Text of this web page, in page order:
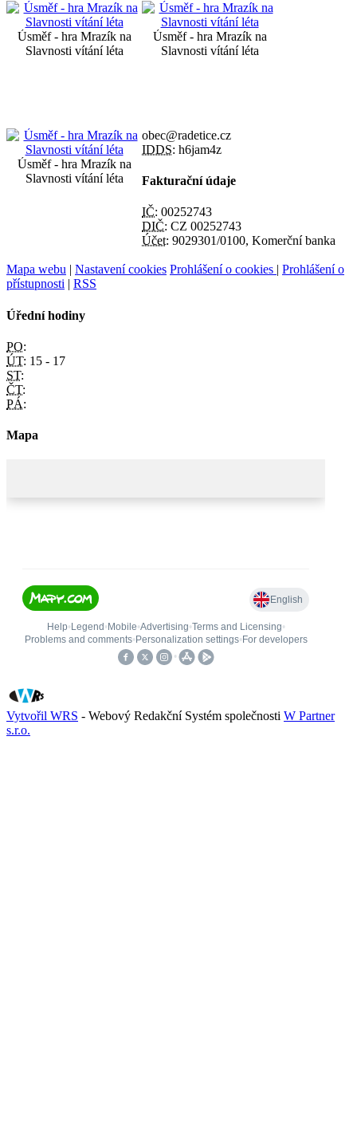
Úsměf - hra Mrazík na
Slavnosti vítání léta
Úsměf - hra Mrazík na
Slavnosti vítání léta
Úsměf - hra Mrazík na
Slavnosti vítání léta
obec@radetice.cz
IDDS: h6jam4z
Fakturační údaje
IČ: 00252743
DIČ: CZ 00252743
Účet: 9029301/0100, Komerční banka
Mapa webu | Nastavení cookies Prohlášení o cookies | Prohlášení o
přístupnosti | RSS
Úřední hodiny
PO:
ÚT: 15 - 17
ST:
ČT:
PÁ:
Mapa
Vytvořil WRS - Webový Redakční Systém společnosti W Partner
s.r.o.